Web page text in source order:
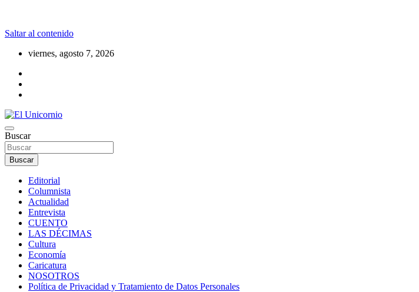
Saltar al contenido
viernes, agosto 7, 2026
El Unicornio
La realidad supera la fantasía
Buscar
Buscar
Editorial
Columnista
Actualidad
Entrevista
CUENTO
LAS DÉCIMAS
Cultura
Economía
Caricatura
NOSOTROS
Política de Privacidad y Tratamiento de Datos Personales